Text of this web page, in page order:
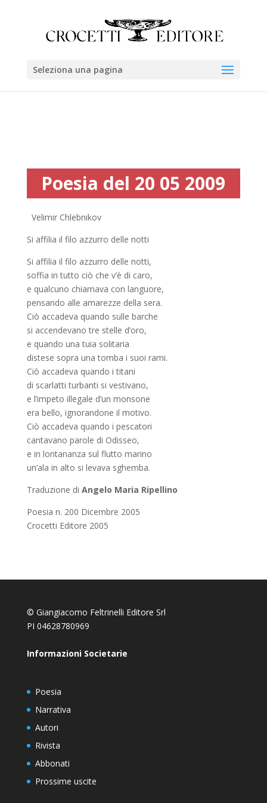
Seleziona una pagina
Poesia del 20 05 2009
Velimir Chlebnikov
Si affilia il filo azzurro delle notti
Si affilia il filo azzurro delle notti,
soffia in tutto ciò che v’è di caro,
e qualcuno chiamava con languore,
pensando alle amarezze della sera.
Ciò accadeva quando sulle barche
si accendevano tre stelle d’oro,
e quando una tuia solitaria
distese sopra una tomba i suoi rami.
Ciò accadeva quando i titani
di scarlatti turbanti si vestivano,
e l’impeto illegale d’un monsone
era bello, ignorandone il motivo.
Ciò accadeva quando i pescatori
cantavano parole di Odisseo,
e in lontananza sul flutto marino
un’ala in alto si levava sghemba.
Traduzione di Angelo Maria Ripellino
Poesia n. 200 Dicembre 2005
Crocetti Editore 2005
© Giangiacomo Feltrinelli Editore Srl
PI 04628780969
Informazioni Societarie
Poesia
Narrativa
Autori
Rivista
Abbonati
Prossime uscite